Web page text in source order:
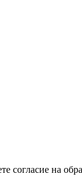
согласие на